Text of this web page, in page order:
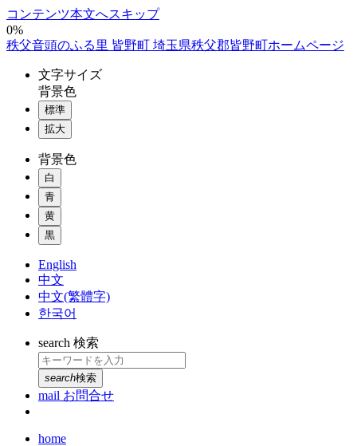
コンテンツ本文へスキップ
0%
秩父音頭のふる里 皆野町 埼玉県秩父郡皆野町ホームページ
文字サイズ
背景色
標準
拡大
背景色
白
青
黄
黒
English
中文
中文(繁體字)
한국어
search 検索
search検索
mail お問合せ
home